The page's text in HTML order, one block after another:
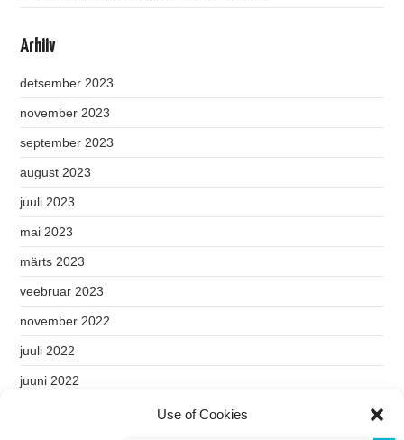
Use of Cookies
Arhiiv
detsember 2023
november 2023
september 2023
august 2023
juuli 2023
mai 2023
märts 2023
veebruar 2023
november 2022
juuli 2022
juuni 2022